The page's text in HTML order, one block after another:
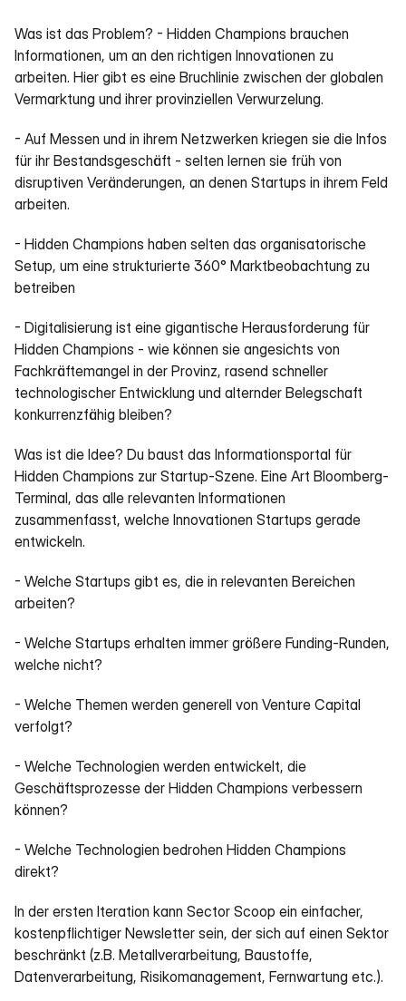
Was ist das Problem? - Hidden Champions brauchen
Informationen, um an den richtigen Innovationen zu
arbeiten. Hier gibt es eine Bruchlinie zwischen der globalen
Vermarktung und ihrer provinziellen Verwurzelung.
- Auf Messen und in ihrem Netzwerken kriegen sie die Infos
für ihr Bestandsgeschäft - selten lernen sie früh von
disruptiven Veränderungen, an denen Startups in ihrem Feld
arbeiten.
- Hidden Champions haben selten das organisatorische
Setup, um eine strukturierte 360° Marktbeobachtung zu
betreiben
- Digitalisierung ist eine gigantische Herausforderung für
Hidden Champions - wie können sie angesichts von
Fachkräftemangel in der Provinz, rasend schneller
technologischer Entwicklung und alternder Belegschaft
konkurrenzfähig bleiben?
Was ist die Idee? Du baust das Informationsportal für
Hidden Champions zur Startup-Szene. Eine Art Bloomberg-
Terminal, das alle relevanten Informationen
zusammenfasst, welche Innovationen Startups gerade
entwickeln.
- Welche Startups gibt es, die in relevanten Bereichen
arbeiten?
- Welche Startups erhalten immer größere Funding-Runden,
welche nicht?
- Welche Themen werden generell von Venture Capital
verfolgt?
- Welche Technologien werden entwickelt, die
Geschäftsprozesse der Hidden Champions verbessern
können?
- Welche Technologien bedrohen Hidden Champions
direkt?
In der ersten Iteration kann Sector Scoop ein einfacher,
kostenpflichtiger Newsletter sein, der sich auf einen Sektor
beschränkt (z.B. Metallverarbeitung, Baustoffe,
Datenverarbeitung, Risikomanagement, Fernwartung etc.).